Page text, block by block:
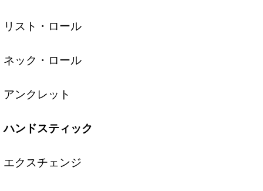
リスト・ロール
ネック・ロール
アンクレット
ハンドスティック
エクスチェンジ